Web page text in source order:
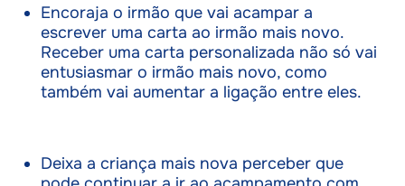
Encoraja o irmão que vai acampar a
escrever uma carta ao irmão mais novo.
Receber uma carta personalizada não só vai
entusiasmar o irmão mais novo, como
também vai aumentar a ligação entre eles.
Deixa a criança mais nova perceber que